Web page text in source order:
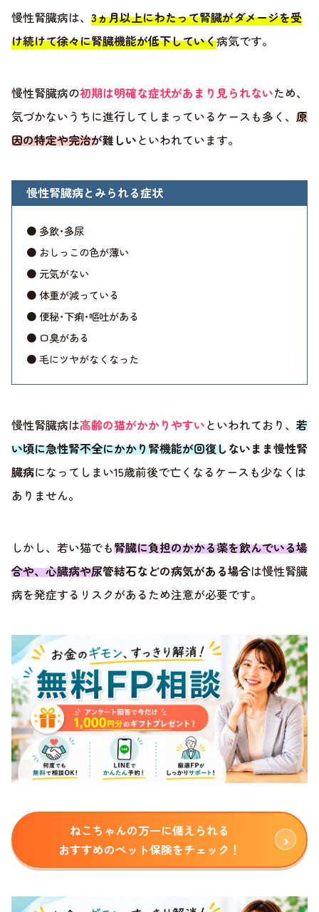
慢性腎臓病は、 3ヵ月以上にわたって腎臓がダメージを受
け続けて徐々に腎臓機能が低下していく病気です。
慢性腎臓病の初期は明確な症状があまり見られないため、
気づかないうちに進行してしまっているケースも多く、 原
因の特定や完治が難しいといわれています。
慢性腎臓病とみられる症状
● 多飲･多尿
● おしっこの色が薄い
● 元気がない
● 体重が減っている
● 便秘･下痢･嘔吐がある
● 口臭がある
● 毛にツヤがなくなった
慢性腎臓病は高齢の猫がかかりやすいといわれており、 若
い頃に急性腎不全にかかり腎機能が回復しないまま慢性腎
臓病になってしまい15歳前後で亡くなるケースも少なくは
ありません。
しかし、若い猫でも腎臓に負担のかかる薬を飲んでいる場
合や、心臓病や尿管結石などの病気がある場合は慢性腎臓
病を発症するリスクがあるため注意が必要です。
ねこちゃんの万一に備えられる
おすすめのペット保険をチェック！